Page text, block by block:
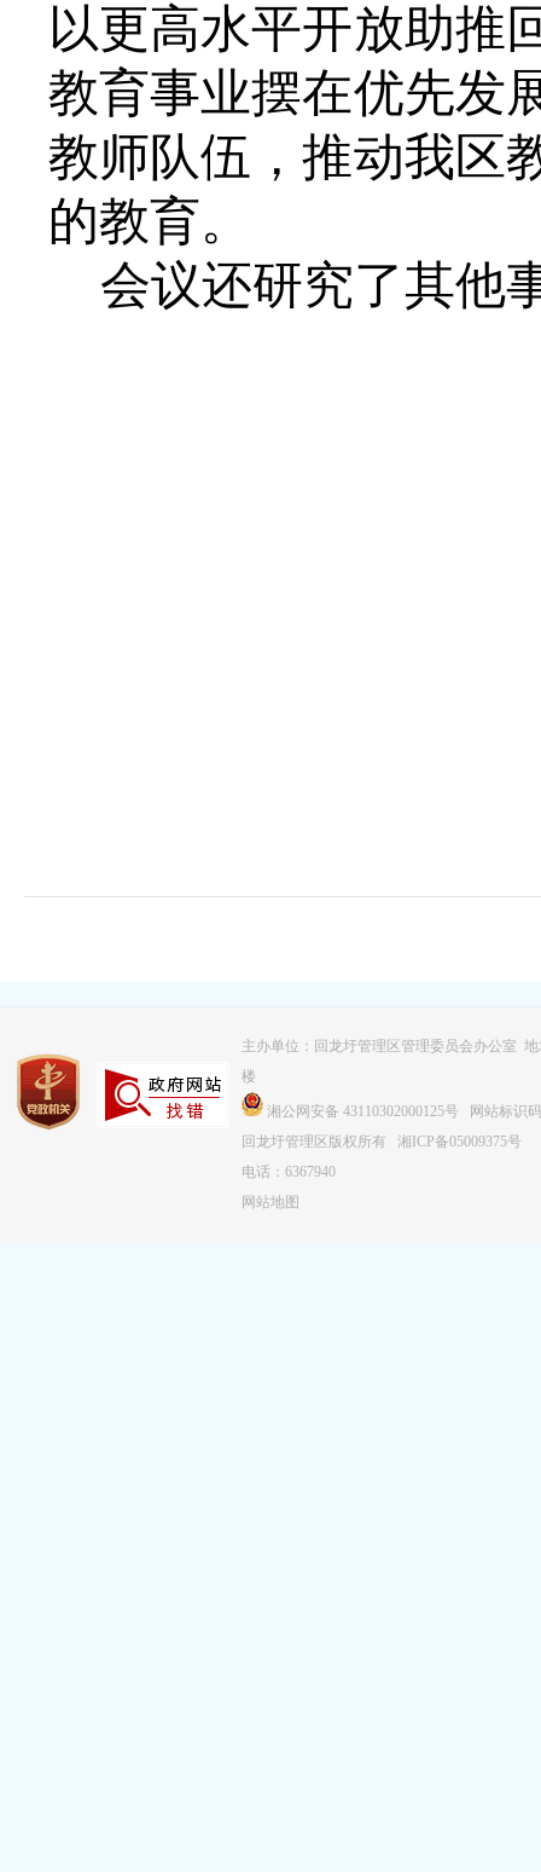
以更高水平开放助推
教育事业摆在优先发
教师队伍，推动我区
的教育。
会议还研究了其他
主办单位：回龙圩管理区管理委员会办公室
楼
湘公网安备 43110302000125号
网站标识
回龙圩管理区版权所有 湘ICP备05009375号
电话：6367940
网站地图